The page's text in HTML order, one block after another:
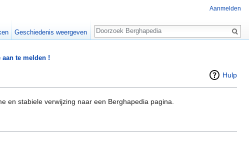
te melden !
Hulp
en stabiele verwijzing naar een Berghapedia pagina.
Aanmelden
Geschiedenis weergeven
Zoeken